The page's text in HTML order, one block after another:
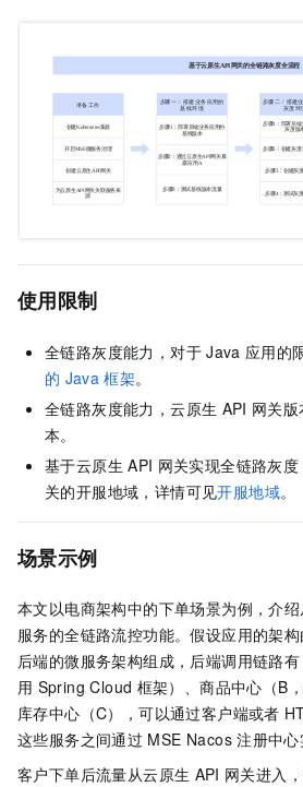
使用限制
全链路灰度能力，对于 Java 应用的
的 Java 框架。
全链路灰度能力，云原生 API 网关
本。
基于云原生 API 网关实现全链路灰
关的开服地域，详情可见开服地域。
场景示例
本文以电商架构中的下单场景为例，介
服务的全链路流控功能。假设应用的架
后端的微服务架构组成，后端调用链路有
用 Spring Cloud 框架）、商品中心（B
库存中心（C），可以通过客户端或者
这些服务之间通过 MSE Nacos 注册中心
客户下单后流量从云原生 API 网关进入